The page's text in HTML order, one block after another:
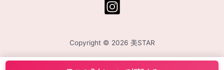
Copyright © 2026 美STAR